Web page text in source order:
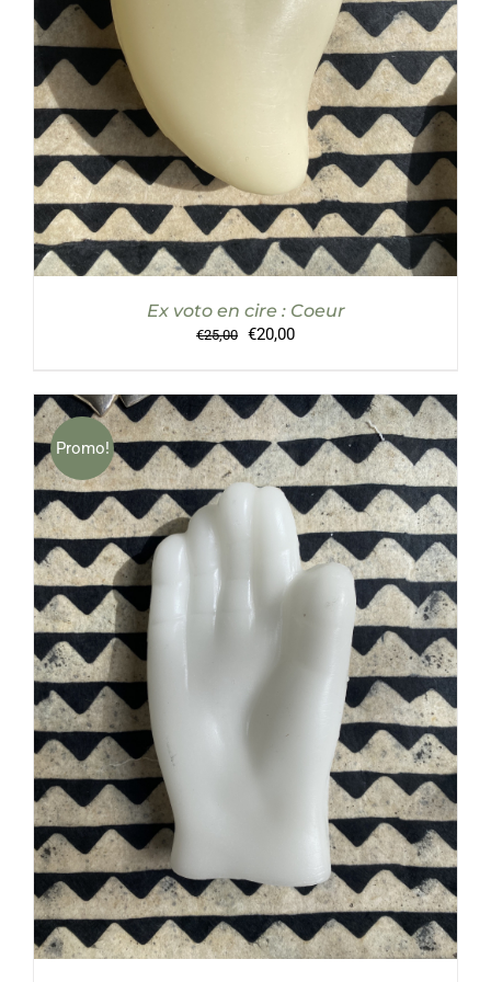
Ex voto en cire : Coeur
€25,00 Le
était :
€25,00.
€20,00Le
est :
€20,00.
Promo!
AJOUTER AU PANIER DÉTAILS